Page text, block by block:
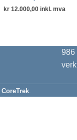
kr12.000,00inkl. mva
986
CoreTrek.